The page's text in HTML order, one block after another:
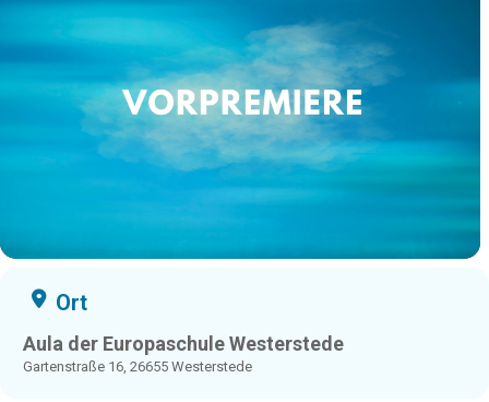
Ort
Aula der Europaschule Westerstede
Gartenstraße 16, 26655 Westerstede